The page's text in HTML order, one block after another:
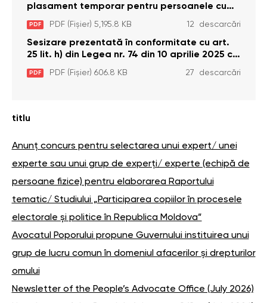
plasament temporar pentru persoanele cu
dizabilități (adulte) Bădiceni, Soroca (11 iunie
2026)
PDF PDF (Fișier) 5,195.8 KB 12 descarcări
Sesizare prezentată în conformitate cu art.
25 lit. h) din Legea nr. 74 din 10 aprilie 2025 cu
privire la Curtea Constituțională şi art. 26 din
Legea cu privire la Avocatul Poporului
PDF PDF (Fișier) 606.8 KB 27 descarcări
titlu
Anunț concurs pentru selectarea unui expert/ unei
experte sau unui grup de experți/ experte (echipă de
persoane fizice) pentru elaborarea Raportului
tematic/ Studiului „Participarea copiilor în procesele
electorale și politice în Republica Moldova”
Avocatul Poporului propune Guvernului instituirea unui
grup de lucru comun în domeniul afacerilor și drepturilor
omului
Newsletter of the People’s Advocate Office (July 2026)